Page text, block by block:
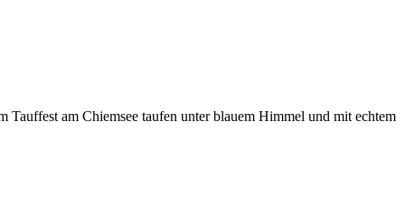
am Chiemsee taufen unter blauem Himmel und mit echtem